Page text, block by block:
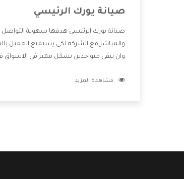
صيانة يورك الرئيسي
صيانة يورك الرئيسي هدفها سهولة التواصل
والمباشر مع الشركة لكى يستمتع العميل
وان نبقى متواجدين بشكل مميز فى
بالخدمات التى تنفرد الشركة بها والتى تكون
مشاهدة المزيد